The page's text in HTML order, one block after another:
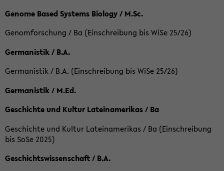
Genome Based Systems Biology / M.Sc.
Genomforschung / Ba (Einschreibung bis WiSe 25/26)
Germanistik / B.A.
Germanistik / B.A. (Einschreibung bis WiSe 25/26)
Germanistik / M.Ed.
Geschichte und Kultur Lateinamerikas / Ba
Geschichte und Kultur Lateinamerikas / Ba (Einschreibung
bis SoSe 2025)
Geschichtswissenschaft / B.A.